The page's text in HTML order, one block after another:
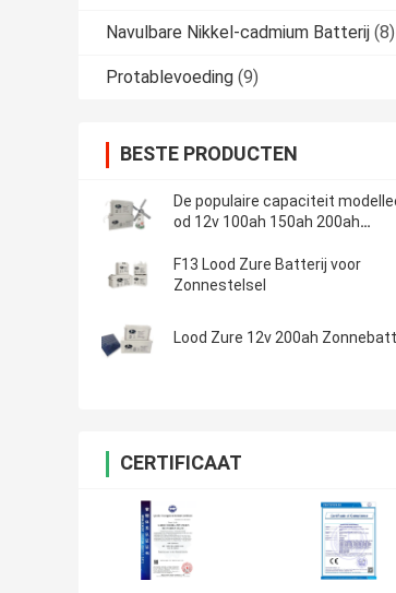
Navulbare Nikkel-cadmium Batterij (8)
Protablevoeding (9)
BESTE PRODUCTEN
De populaire capaciteit
od 12v 100ah 150ah 200ah
systeem van het
F13 Lood Zure Batterij voor
Zonnestelsel
Lood Zure 12v 200ah
CERTIFICAAT